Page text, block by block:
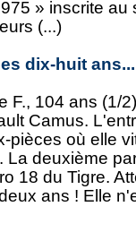
» inscrite au
(...)
dix-huit
F., 104 ans (1/
Camus.
pièces où elle
La deuxième
18 du Tigre.
ans ! Elle